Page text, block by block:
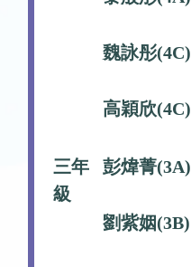
魏詠彤(4C)
高穎欣(4C)
三年
級
彭煒菁(3A)
劉紫姻(3B)